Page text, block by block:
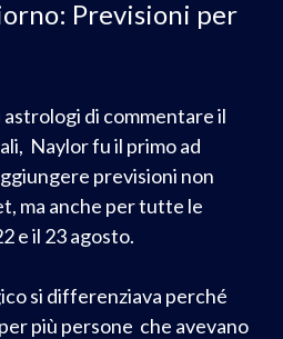
Previsioni per
di commentare il
Naylor fu il primo ad
previsioni non
ma anche per tutte le
e il 23 agosto.
si differenziava perché
più persone che avevano